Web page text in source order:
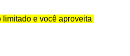
limitado e você aproveita